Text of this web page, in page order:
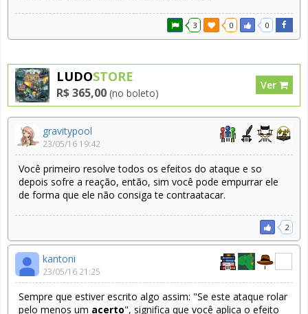
3 0 0
LUDOSTORE
R$ 365,00 (no boleto)
Ver
gravitypool
23/05/16 19:42
Você primeiro resolve todos os efeitos do ataque e so
depois sofre a reação, então, sim você pode empurrar ele
de forma que ele não consiga te contraatacar.
2
kantoni
23/05/16 21:25
Sempre que estiver escrito algo assim: "Se este ataque rolar
pelo menos um acerto", significa que você aplica o efeito